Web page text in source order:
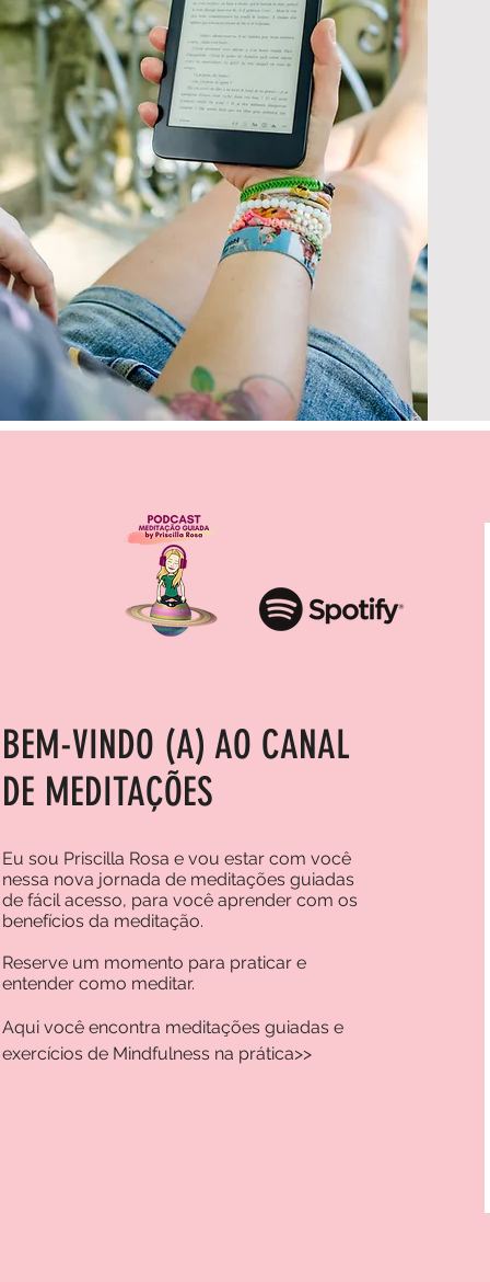
BEM-VINDO (A) AO CANAL
DE MEDITAÇÕES
Eu sou Priscilla Rosa e vou estar com você
nessa nova jornada de meditações guiadas
de fácil acesso, para você aprender com os
benefícios da meditação.
Reserve um momento para praticar e
entender como meditar.
Aqui você encontra meditações guiadas e
exercícios de Mindfulness na prática>>